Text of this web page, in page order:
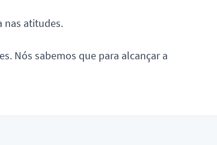
nas atitudes.
Nós sabemos que para alcançar a